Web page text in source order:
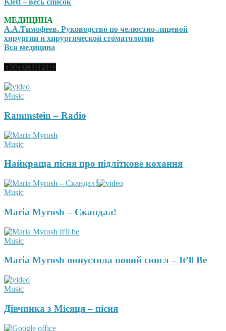
МЕДИЦИНА
А.А.Тимофеев. Руководство по челюстно-лицевой
хирургии и хирургической стоматологии
Вся медицина
ПОПУЛЯРНЕ
Music
Rammstein – Radio
Music
Найкраща пісня про підліткове кохання
Music
Maria Myrosh – Скандал!
Music
Maria Myrosh випустила новий сингл – It’ll Be
Music
Дівчинка з Місяця – пісня